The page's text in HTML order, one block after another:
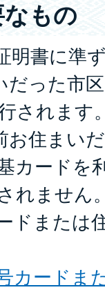
もの
明書に準
だった市
されます
お住まい
カードを
れません
ドまたは
カードま